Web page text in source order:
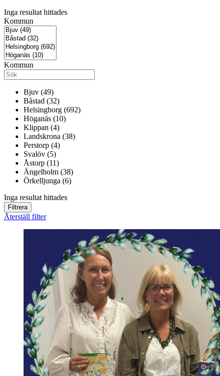
Inga resultat hittades
Kommun
Kommun
Bjuv (49)
Båstad (32)
Helsingborg (692)
Höganäs (10)
Klippan (4)
Landskrona (38)
Perstorp (4)
Svalöv (5)
Åstorp (11)
Ängelholm (38)
Örkelljunga (6)
Inga resultat hittades
Filtrera
Återställ filter